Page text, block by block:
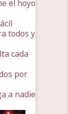
el hoyo
todos y
cada
por
a nadie